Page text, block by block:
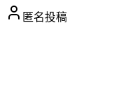
匿名投稿